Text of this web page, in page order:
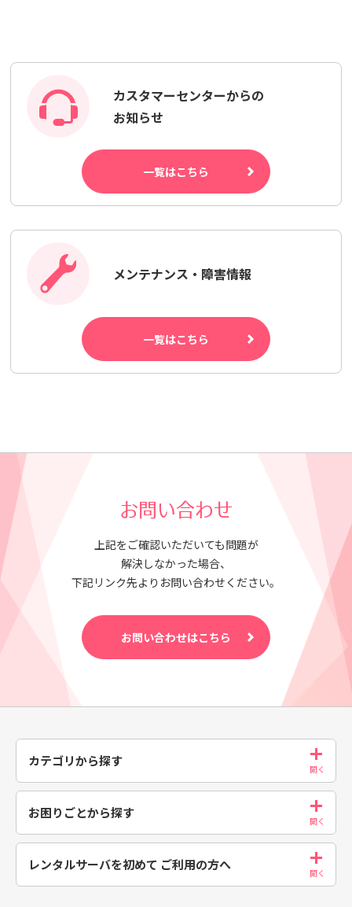
カスタマーセンターからの
お知らせ
一覧はこちら
メンテナンス・障害情報
一覧はこちら
お問い合わせ
上記をご確認いただいても問題が
解決しなかった場合、
下記リンク先よりお問い合わせください。
お問い合わせはこちら
カテゴリから探す
お困りごとから探す
レンタルサーバを初めて ご利用の方へ